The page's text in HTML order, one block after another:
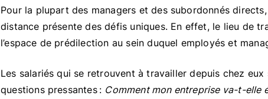
Pour la plupart des managers et des subordonnés
distance présente des défis uniques. En effet, le lieu de
l’espace de prédilection au sein duquel employés et
Les salariés qui se retrouvent à travailler depuis chez
questions pressantes : Comment mon entreprise va-t-elle